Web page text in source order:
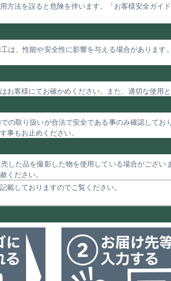
方法を誤ると危険を伴います。「お客様安全ガイ
は、性能や安全性に影響を与える場合がありま
お客様にてお確かめください。また、適切な使用
の取り扱いが合法で安全である事のみ確認して
事もお止めください。
した品を撮影した物を使用している場合がござ
ください。
載しておりますのでご覧ください。